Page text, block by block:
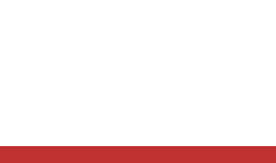
家猗娃登《大藝術